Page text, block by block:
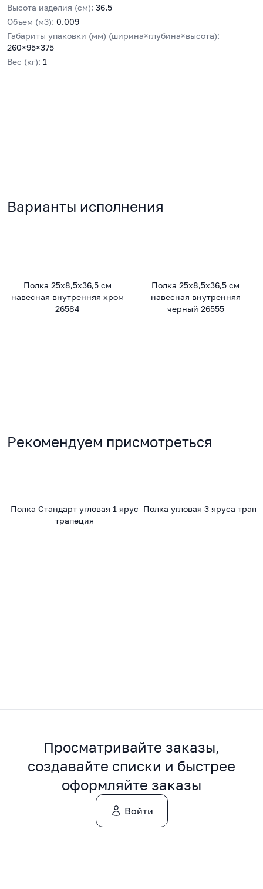
Высота изделия (см): 36.5
Объем (м3): 0.009
Габариты упаковки (мм) (ширина×глубина×высота):
260×95×375
Вес (кг): 1
Варианты исполнения
Полка 25х8,5х36,5 см
навесная внутренняя хром
26584
Полка 25х8,5х36,5 см
навесная внутренняя
черный 26555
Рекомендуем присмотреться
Полка Стандарт угловая 1 ярус
трапеция
Полка угловая 3 яруса
Просматривайте заказы,
создавайте списки и быстрее
оформляйте заказы
Войти